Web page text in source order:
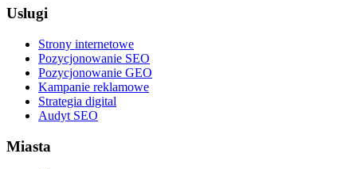
Uslugi
Strony internetowe
Pozycjonowanie SEO
Pozycjonowanie GEO
Kampanie reklamowe
Strategia digital
Audyt SEO
Miasta